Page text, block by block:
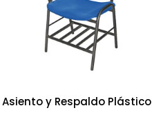
y Respaldo Plástico